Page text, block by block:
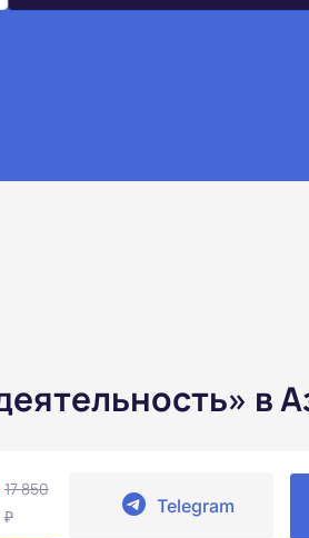
в
17 850
₽
Telegram